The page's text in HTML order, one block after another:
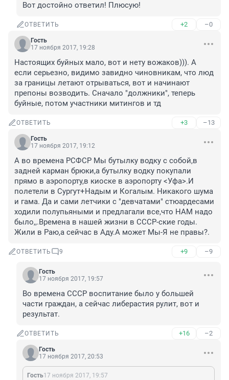
Вот достойно ответил! Плюсую!
ОТВЕТИТЬ +2 –0
Гость
17 ноября 2017, 19:28
Настоящих буйных мало, вот и нету вожаков))). А
если серьезно, видимо завидно чиновникам, что люд
за границы летают отрываться, вот и начинают
препоны возводить. Сначало "должники", теперь
буйные, потом участники митингов и тд
ОТВЕТИТЬ +3 –13
Гость
17 ноября 2017, 19:12
А во времена РСФСР Мы бутылку водку с собой,в
задней карман брюки,а бутылку водку покупали
прямо в аэропорту,в киоске в аэропорту <Уфа>.И
полетели в Сургут+Надым и Когалым. Никакого шума
и гама. Да и сами летчики с "девчатами" стюардесами
ходили полупьяными и предлагали все,что НАМ надо
было,,.Времена в нашей жизни в СССР-ские годы.
Жили в Раю,а сейчас в Аду.А может Мы-Я не правы?.
ОТВЕТИТЬ 9 +9 –9
Гость
17 ноября 2017, 19:57
Во времена СССР воспитание было у большей
части граждан, а сейчас либерастия рулит, вот и
результат.
ОТВЕТИТЬ +16 –2
Гость
17 ноября 2017, 20:53
Гость17 ноября 2017, 19:57